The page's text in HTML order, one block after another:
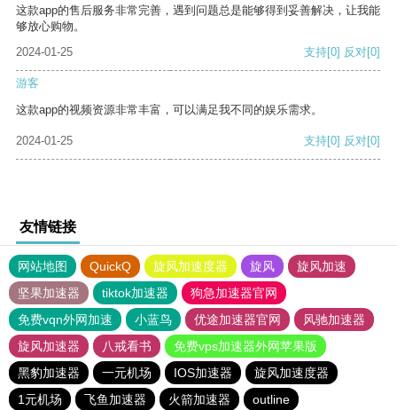
这款app的售后服务非常完善，遇到问题总是能够得到妥善解决，让我能
够放心购物。
2024-01-25
支持[0] 反对[0]
游客
这款app的视频资源非常丰富，可以满足我不同的娱乐需求。
2024-01-25 支持[0] 反对[0]
友情链接
网站地图 QuickQ 旋风加速度器 旋风
旋风加速
坚果加速器
tiktok加速器
狗急加速器官网
免费vqn外网加速
小蓝鸟 优途加速器官网
风驰加速器
旋风加速器
八戒看书
免费vps加速器外网苹果版
黑豹加速器
一元机场 IOS加速器
旋风加速度器
1元机场
飞鱼加速器 火箭加速器 outline